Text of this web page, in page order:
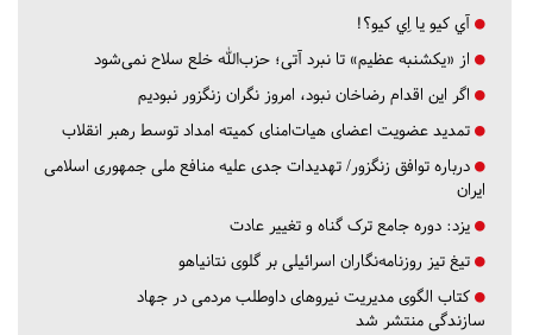
آي كيو يا اِي كيو؟!
از «یکشنبه عظیم» تا نبرد آتی؛ حزب‌الله خلع سلاح نمی‌شود
اگر این اقدام رضاخان نبود، امروز نگران زنگزور نبودیم
تمدید عضویت اعضای هیات‌امنای کمیته امداد توسط رهبر انقلاب
درباره توافق زنگزور/ تهدیدات جدی علیه منافع ملی جمهوری اسلامی
ایران
یزد: دوره جامع ترک گناه و تغییر عادت
تیغ تیز روزنامه‌نگاران اسرائیلی بر گلوی نتانیاهو
کتاب الگوی مدیریت نیروهای داوطلب مردمی در جهاد
سازندگی منتشر شد